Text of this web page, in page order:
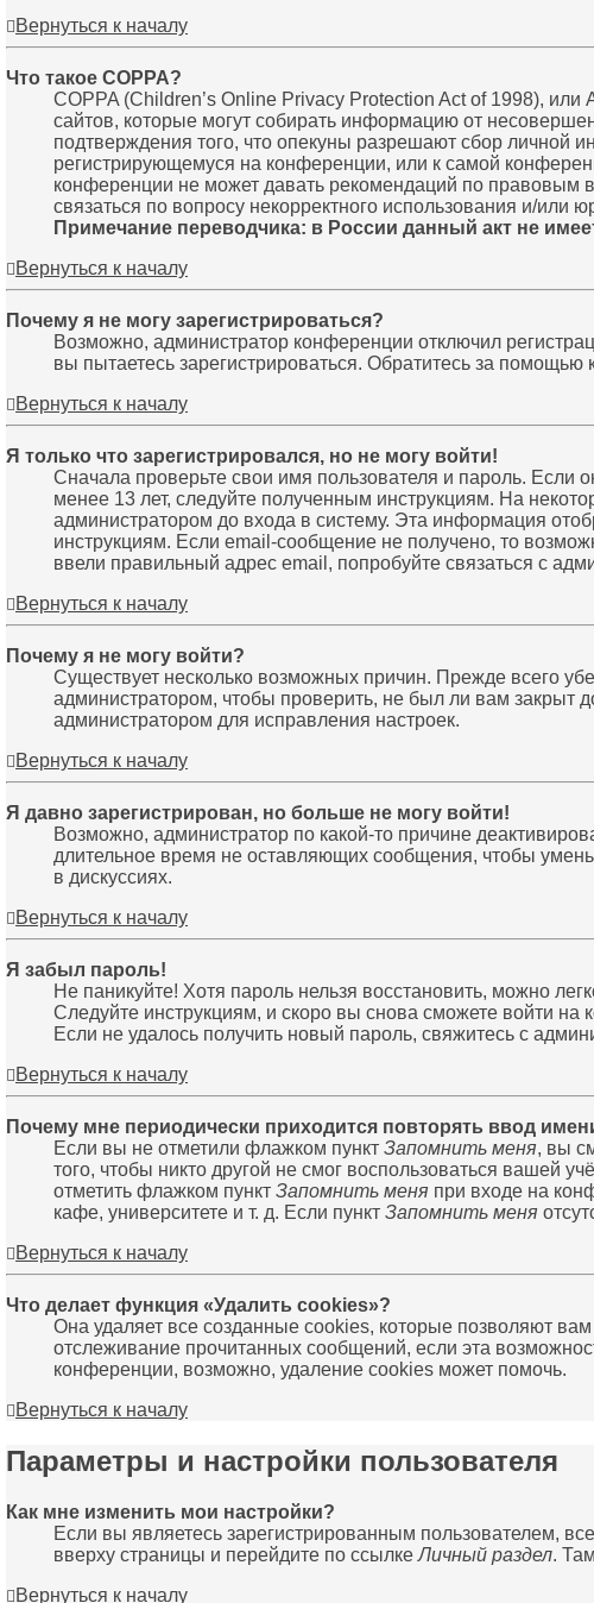
Вернуться к началу
Что такое COPPA?
COPPA (Children’s Online Privacy Protection Act of 1998),
сайтов, которые могут собирать информацию от
подтверждения того, что опекуны разрешают сбор личной
регистрирующемуся на конференции, или к самой
конференции не может давать рекомендаций по правовым
связаться по вопросу некорректного использования и/или
Примечание переводчика: в России данный акт не
Вернуться к началу
Почему я не могу зарегистрироваться?
Возможно, администратор конференции отключил
вы пытаетесь зарегистрироваться. Обратитесь за помощью
Вернуться к началу
Я только что зарегистрировался, но не могу войти!
Сначала проверьте свои имя пользователя и пароль. Если
менее 13 лет, следуйте полученным инструкциям. На
администратором до входа в систему. Эта информация
инструкциям. Если email-сообщение не получено, то
ввели правильный адрес email, попробуйте связаться с
Вернуться к началу
Почему я не могу войти?
Существует несколько возможных причин. Прежде всего
администратором, чтобы проверить, не был ли вам закрыт
администратором для исправления настроек.
Вернуться к началу
Я давно зарегистрирован, но больше не могу войти!
Возможно, администратор по какой-то причине
длительное время не оставляющих сообщения, чтобы
в дискуссиях.
Вернуться к началу
Я забыл пароль!
Не паникуйте! Хотя пароль нельзя восстановить, можно
Следуйте инструкциям, и скоро вы снова сможете войти на
Если не удалось получить новый пароль, свяжитесь с
Вернуться к началу
Почему мне периодически приходится повторять ввод
Если вы не отметили флажком пункт Запомнить меня, вы
того, чтобы никто другой не смог воспользоваться вашей
отметить флажком пункт Запомнить меня при входе на
кафе, университете и т. д. Если пункт Запомнить меня
Вернуться к началу
Что делает функция «Удалить cookies»?
Она удаляет все созданные cookies, которые позволяют
отслеживание прочитанных сообщений, если эта
конференции, возможно, удаление cookies может помочь.
Вернуться к началу
Параметры и настройки пользователя
Как мне изменить мои настройки?
Если вы являетесь зарегистрированным пользователем,
вверху страницы и перейдите по ссылкеЛичный раздел.
Вернуться к началу